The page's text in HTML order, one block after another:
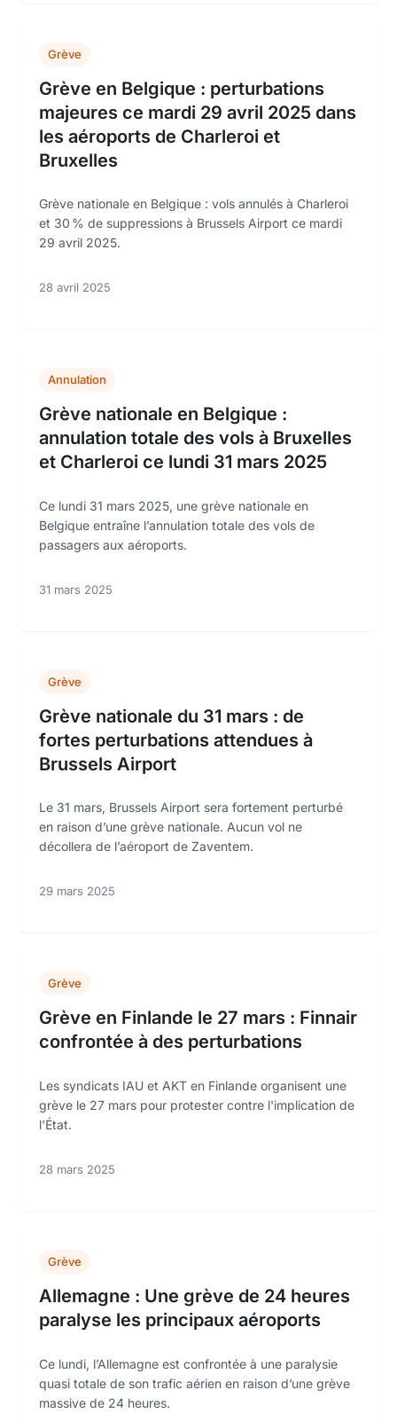
Grève
Grève en Belgique : perturbations
majeures ce mardi 29 avril 2025 dans
les aéroports de Charleroi et
Bruxelles
Grève nationale en Belgique : vols annulés à Charleroi
et 30 % de suppressions à Brussels Airport ce mardi
29 avril 2025.
28 avril 2025
Annulation
Grève nationale en Belgique :
annulation totale des vols à Bruxelles
et Charleroi ce lundi 31 mars 2025
Ce lundi 31 mars 2025, une grève nationale en
Belgique entraîne l’annulation totale des vols de
passagers aux aéroports.
31 mars 2025
Grève
Grève nationale du 31 mars : de
fortes perturbations attendues à
Brussels Airport
Le 31 mars, Brussels Airport sera fortement perturbé
en raison d’une grève nationale. Aucun vol ne
décollera de l’aéroport de Zaventem.
29 mars 2025
Grève
Grève en Finlande le 27 mars : Finnair
confrontée à des perturbations
Les syndicats IAU et AKT en Finlande organisent une
grève le 27 mars pour protester contre l'implication de
l'État.
28 mars 2025
Grève
Allemagne : Une grève de 24 heures
paralyse les principaux aéroports
Ce lundi, l’Allemagne est confrontée à une paralysie
quasi totale de son trafic aérien en raison d’une grève
massive de 24 heures.